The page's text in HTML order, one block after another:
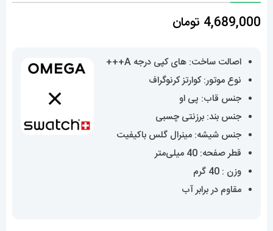
4,689,000 تومان
اصالت ساخت: های کپی درجه A+++
نوع موتور: کوارتز کرنوگراف
جنس قاب: پی او
جنس بند: برزنتی چسبی
جنس شیشه: مینرال گلس باکیفیت
قطر صفحه: 40 میلی‌متر
وزن : 40 گرم
مقاوم در برابر آب